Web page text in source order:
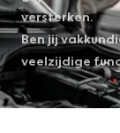
versterken.
Ben jij
veelzijdige